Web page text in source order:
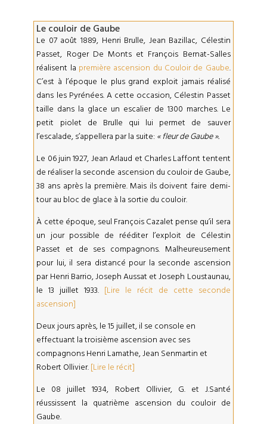
Le couloir de Gaube
Le 07 août 1889, Henri Brulle, Jean Bazillac, Célestin
Passet, Roger De Monts et François Bernat-Salles
réalisent la première ascension du Couloir de Gaube.
C’est à l’époque le plus grand exploit jamais réalisé
dans les Pyrénées. A cette occasion, Célestin Passet
taille dans la glace un escalier de 1300 marches. Le
petit piolet de Brulle qui lui permet de sauver
l’escalade, s’appellera par la suite: « fleur de Gaube ».
Le 06 juin 1927, Jean Arlaud et Charles Laffont tentent
de réaliser la seconde ascension du couloir de Gaube,
38 ans après la première. Mais ils doivent faire demi-
tour au bloc de glace à la sortie du couloir.
À cette époque, seul François Cazalet pense qu’il sera
un jour possible de rééditer l’exploit de Célestin
Passet et de ses compagnons. Malheureusement
pour lui, il sera distancé pour la seconde ascension
par Henri Barrio, Joseph Aussat et Joseph Loustaunau,
le 13 juillet 1933. [Lire le récit de cette seconde
ascension]
Deux jours après, le 15 juillet, il se console en
effectuant la troisième ascension avec ses
compagnons Henri Lamathe, Jean Senmartin et
Robert Ollivier. [Lire le récit]
Le 08 juillet 1934, Robert Ollivier, G. et J.Santé
réussissent la quatrième ascension du couloir de
Gaube.